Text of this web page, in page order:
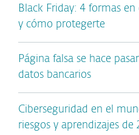
Black Friday: 4 formas
y cómo protegerte
Página falsa se hace
datos bancarios
Ciberseguridad en el
riesgos y aprendizajes de